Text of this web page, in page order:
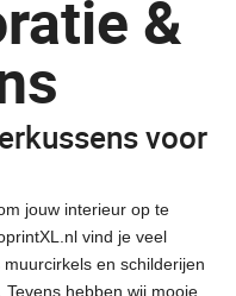
&
voor
jouw interieur op te
vind je veel
en schilderijen
hebben wij mooie